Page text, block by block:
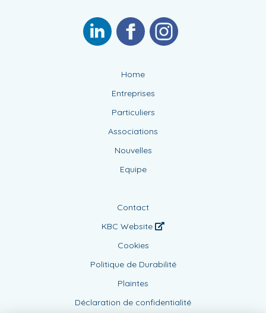
Home
Entreprises
Particuliers
Associations
Nouvelles
Equipe
Contact
KBC Website
Cookies
Politique de Durabilité
Plaintes
Déclaration de confidentialité